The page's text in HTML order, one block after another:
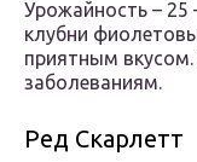
Урожайность – 25
клубни
приятным
заболеваниям.
Ред Скарлетт